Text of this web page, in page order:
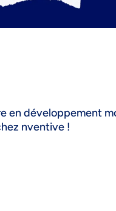
en développement
nventive !